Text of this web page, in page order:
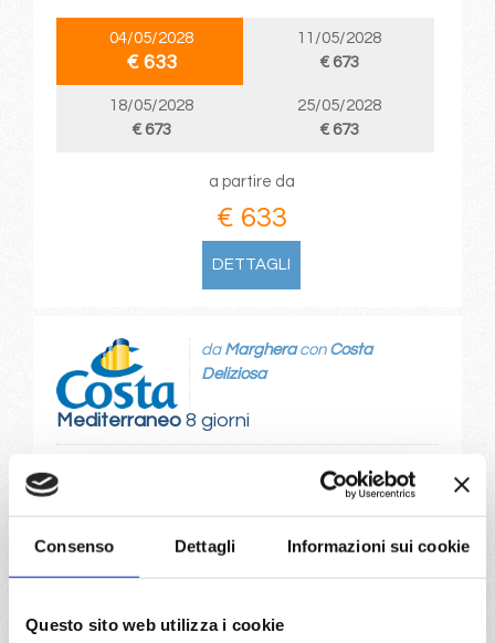
Consenso Dettagli Informazioni sui cookie
Questo sito web utilizza i cookie
04/05/2028
€ 633
11/05/2028
€ 673
18/05/2028
€ 673
25/05/2028
€ 673
a partire da
€ 633
DETTAGLI
Mediterraneo8 giorni
da Margheracon Costa
Deliziosa
Zadar, Venezia
22/08/2026
a partire da